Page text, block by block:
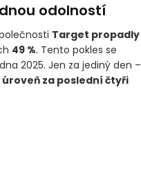
odolností
Target propadly
49 %. Tento pokles se
2025. Jen za jediný den –
úroveň za poslední čtyři